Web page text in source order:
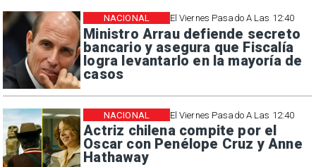
El Viernes Pasado A Las 12:40
Ministro Arrau defiende secreto
bancario y asegura que Fiscalía
logra levantarlo en la mayoría de
casos
NACIONAL
El Viernes Pasado A Las 12:40
Actriz chilena compite por el
Oscar con Penélope Cruz y Anne
Hathaway
NACIONAL